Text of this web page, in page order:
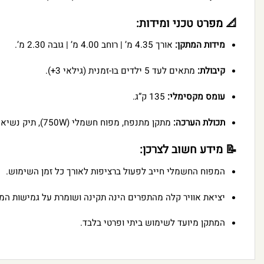
📐 מפרט טכני ומידות:
מידות המתקן: אורך 4.35 מ’ | רוחב 4.00 מ’ | גובה 2.30 מ’.
קיבולת: מתאים לעד 5 ילדים בו-זמנית (גילאי 3+).
עומס מקסימלי:
תכולת הערכה: מתקן מתנפח, מפוח חשמלי (750W), תיק נשיאה ואחסון, יתדות עיגון, צינור מים וערכת תיקון חורים.
📝 מידע חשוב לצרכן:
המפוח החשמלי חייב לפעול ברציפות לאורך כל זמן השימוש.
יציאת אוויר קלה מהתפרים הינה תקינה ושומרת על גמישות
המתקן מיועד לשימוש ביתי ופרטי בלבד.